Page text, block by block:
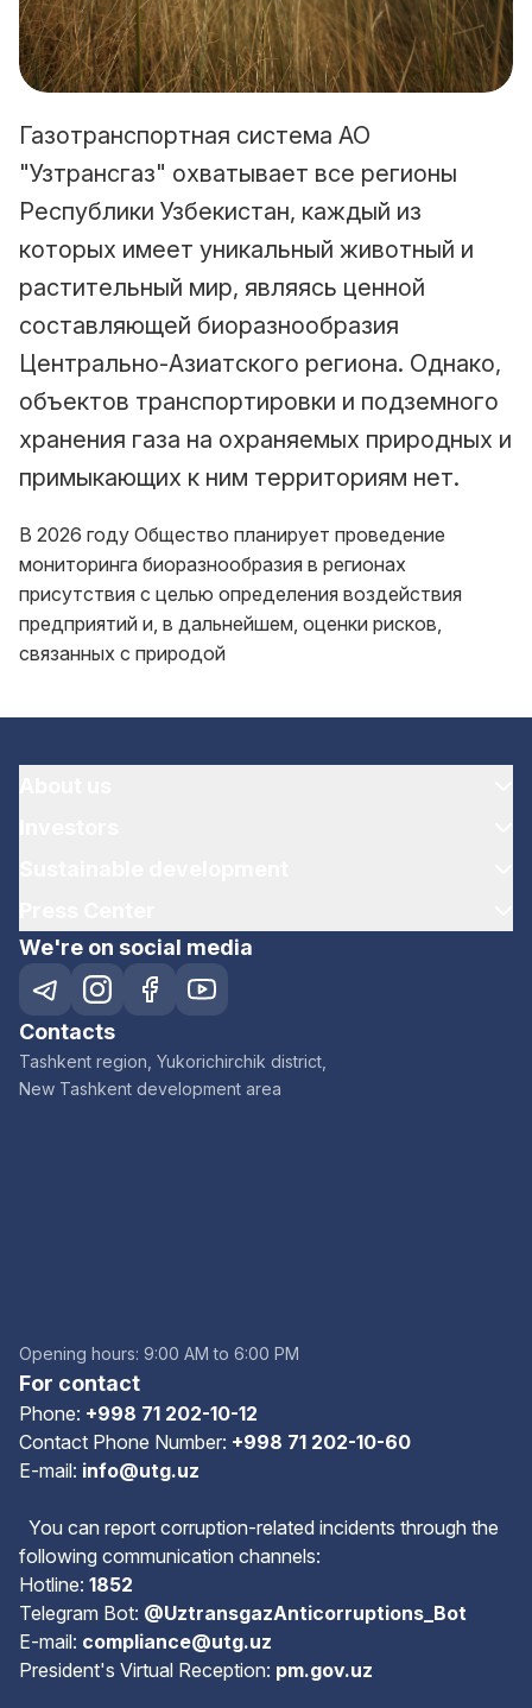
Газотранспортная система АО
"Узтрансгаз" охватывает все регионы
Республики Узбекистан, каждый из
которых имеет уникальный животный и
растительный мир, являясь ценной
составляющей биоразнообразия
Центрально-Азиатского региона. Однако,
объектов транспортировки и подземного
хранения газа на охраняемых природных и
примыкающих к ним территориям нет.
В 2026 году Общество планирует проведение
мониторинга биоразнообразия в регионах
присутствия с целью определения воздействия
предприятий и, в дальнейшем, оценки рисков,
связанных с природой
We're on social media
Contacts
Tashkent region, Yukorichirchik district,
New Tashkent development area
Opening hours: 9:00 AM to 6:00 PM
For contact
Phone: +998 71 202-10-12
Contact Phone Number: +998 71 202-10-60
E-mail: info@utg.uz
You can report corruption-related incidents through the
following communication channels:
Hotline: 1852
Telegram Bot: @UztransgazAnticorruptions_Bot
E-mail: compliance@utg.uz
President's Virtual Reception: pm.gov.uz